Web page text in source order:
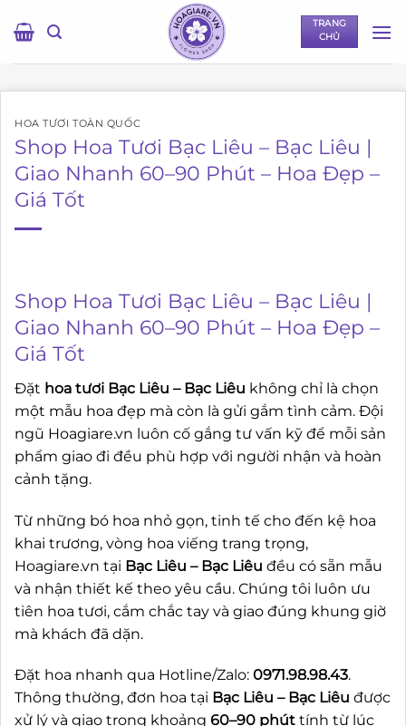
qua
TRANG
CHỦ
HOA TƯƠI TOÀN QUỐC
Shop Hoa Tươi Bạc Liêu – Bạc Liêu |
Giao Nhanh 60–90 Phút – Hoa Đẹp –
Giá Tốt
Shop Hoa Tươi Bạc Liêu – Bạc Liêu |
Giao Nhanh 60–90 Phút – Hoa Đẹp –
Giá Tốt
Đặt hoa tươi Bạc Liêu – Bạc Liêu không chỉ là chọn
một mẫu hoa đẹp mà còn là gửi gắm tình cảm. Đội
ngũ Hoagiare.vn luôn cố gắng tư vấn kỹ để mỗi sản
phẩm giao đi đều phù hợp với người nhận và hoàn
cảnh tặng.
Từ những bó hoa nhỏ gọn, tinh tế cho đến kệ hoa
khai trương, vòng hoa viếng trang trọng,
Hoagiare.vn tại Bạc Liêu – Bạc Liêu đều có sẵn mẫu
và nhận thiết kế theo yêu cầu. Chúng tôi luôn ưu
tiên hoa tươi, cắm chắc tay và giao đúng khung giờ
mà khách đã dặn.
Đặt hoa nhanh qua Hotline/Zalo: 0971.98.98.43.
Thông thường, đơn hoa tại Bạc Liêu – Bạc Liêu được
xử lý và giao trong khoảng 60–90 phút tính từ lúc